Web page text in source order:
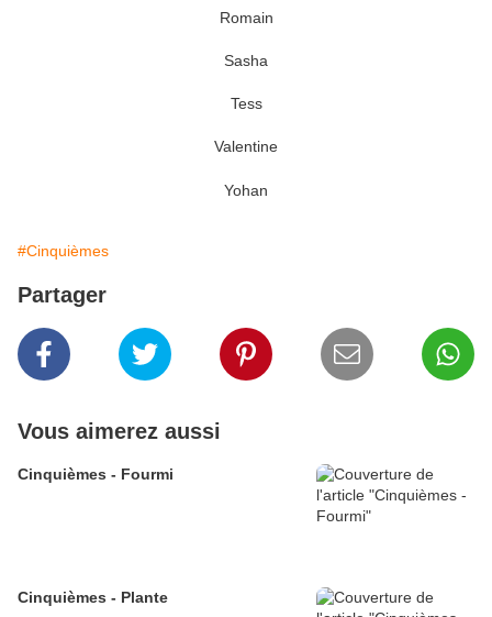
Romain
Sasha
Tess
Valentine
Yohan
#Cinquièmes
Partager
Vous aimerez aussi
Cinquièmes - Fourmi
Cinquièmes - Plante